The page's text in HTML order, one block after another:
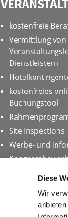
Diese
Wir
kostenfreie
Vermittlung von
Dienstleistern
kostenfreies
Buchungstool
Site Inspections
Werbe- und
Startseite